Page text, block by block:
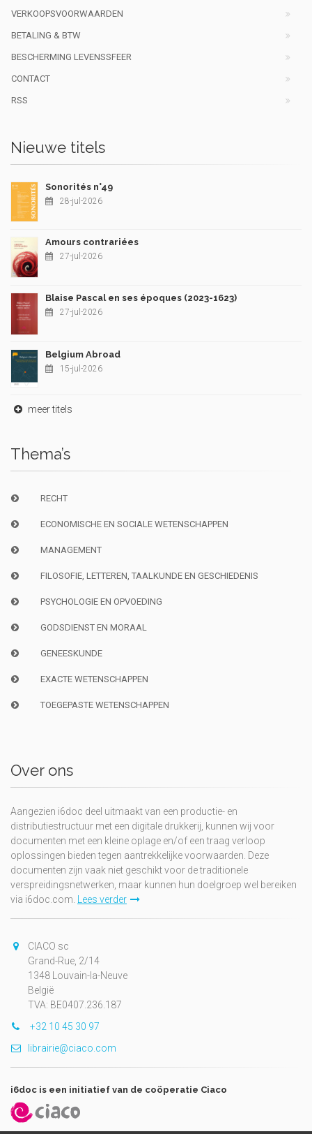
VERKOOPSVOORWAARDEN
BETALING & BTW
BESCHERMING LEVENSSFEER
CONTACT
RSS
Nieuwe titels
Sonorités n°49
28-jul-2026
Amours contrariées
27-jul-2026
Blaise Pascal en ses époques (2023-1623)
27-jul-2026
Belgium Abroad
15-jul-2026
meer titels
Thema’s
RECHT
ECONOMISCHE EN SOCIALE WETENSCHAPPEN
MANAGEMENT
FILOSOFIE, LETTEREN, TAALKUNDE EN GESCHIEDENIS
PSYCHOLOGIE EN OPVOEDING
GODSDIENST EN MORAAL
GENEESKUNDE
EXACTE WETENSCHAPPEN
TOEGEPASTE WETENSCHAPPEN
Over ons
Aangezien i6doc deel uitmaakt van een productie- en
distributiestructuur met een digitale drukkerij, kunnen wij voor
documenten met een kleine oplage en/of een traag verloop
oplossingen bieden tegen aantrekkelijke voorwaarden. Deze
documenten zijn vaak niet geschikt voor de traditionele
verspreidingsnetwerken, maar kunnen hun doelgroep wel bereiken
via i6doc.com.
Lees verder
CIACO sc
Grand-Rue, 2/14
1348 Louvain-la-Neuve
België
TVA: BE0407.236.187
+32 10 45 30 97
librairie@ciaco.com
i6doc is een initiatief van de coöperatie Ciaco